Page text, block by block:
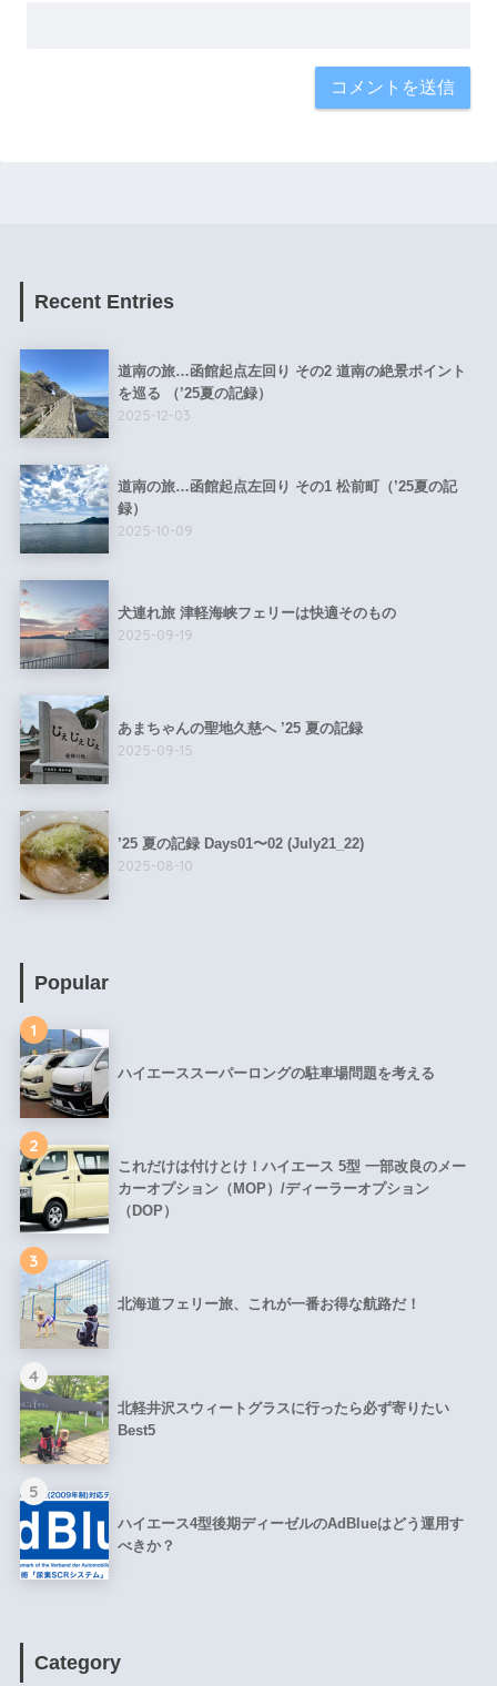
Recent Entries
道南の旅…函館起点左回り その2 道南の絶景ポイント
を巡る （’25夏の記録）
2025-12-03
道南の旅…函館起点左回り その1 松前町（’25夏の記
録）
2025-10-09
犬連れ旅 津軽海峡フェリーは快適そのもの
2025-09-19
あまちゃんの聖地久慈へ ’25 夏の記録
2025-09-15
’25 夏の記録 Days01〜02 (July21_22)
2025-08-10
Popular
1
ハイエーススーパーロングの駐車場問題を考える
2
これだけは付けとけ！ハイエース 5型 一部改良のメー
カーオプション（MOP）/ディーラーオプション
（DOP）
3
北海道フェリー旅、これが一番お得な航路だ！
4
北軽井沢スウィートグラスに行ったら必ず寄りたい
Best5
5
ハイエース4型後期ディーゼルのAdBlueはどう運用す
べきか？
Category